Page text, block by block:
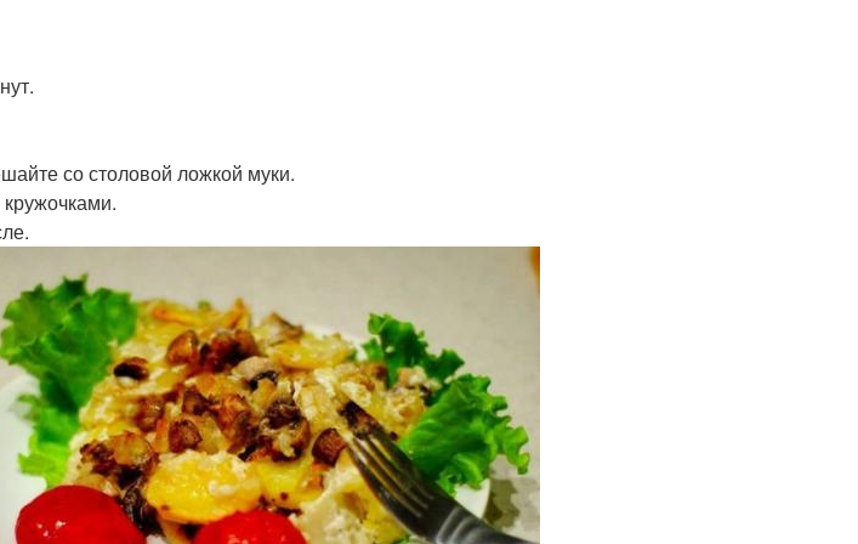
со столовой ложкой муки.